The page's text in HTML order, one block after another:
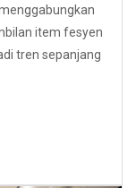
item fesyen
tren sepanjang